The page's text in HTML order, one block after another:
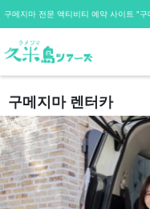
구메지마 전문 액티비티 예약 사이트 "
구메지마 렌터카